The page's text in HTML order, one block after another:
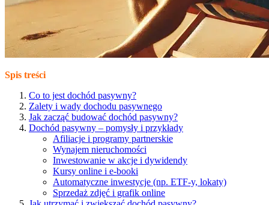
Spis treści
Co to jest dochód pasywny?
Zalety i wady dochodu pasywnego
Jak zacząć budować dochód pasywny?
Dochód pasywny – pomysły i przykłady
Afiliacje i programy partnerskie
Wynajem nieruchomości
Inwestowanie w akcje i dywidendy
Kursy online i e-booki
Automatyczne inwestycje (np. ETF-y, lokaty)
Sprzedaż zdjęć i grafik online